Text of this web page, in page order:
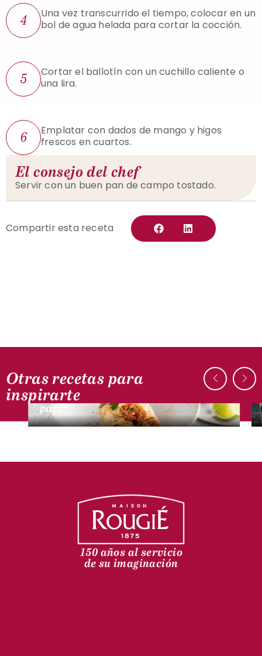
4
Una vez transcurrido el tiempo, colocar en un
bol de agua helada para cortar la cocción.
5
Cortar el ballotín con un cuchillo caliente o
una lira.
6
Emplatar con dados de mango y higos
frescos en cuartos.
El consejo del chef
Servir con un buen pan de campo tostado.
Compartir esta receta
Otras recetas para
inspirarte
CON PATO
Rollitos de carne desmenuzada de
pato
150 años al servicio
de su imaginación